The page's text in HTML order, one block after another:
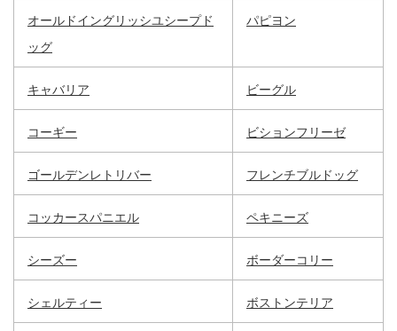
オールドイングリッシユシープド
ッグ
パピヨン
キャバリア ビーグル
コーギー ビションフリーゼ
ゴールデンレトリバー フレンチブルドッグ
コッカースパニエル ペキニーズ
シーズー ボーダーコリー
シェルティー ボストンテリア